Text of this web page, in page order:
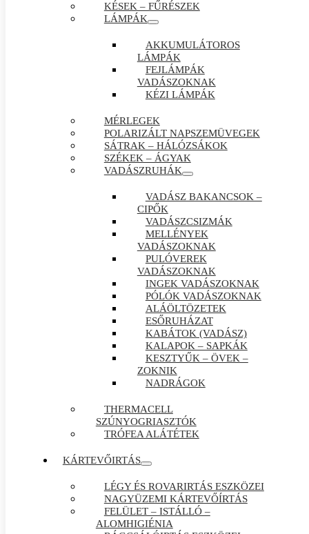
KÉSEK – FŰRÉSZEK
LÁMPÁK
AKKUMULÁTOROS
LÁMPÁK
FEJLÁMPÁK
VADÁSZOKNAK
KÉZI LÁMPÁK
MÉRLEGEK
POLARIZÁLT NAPSZEMÜVEGEK
SÁTRAK – HÁLÓZSÁKOK
SZÉKEK – ÁGYAK
VADÁSZRUHÁK
VADÁSZ BAKANCSOK –
CIPŐK
VADÁSZCSIZMÁK
MELLÉNYEK
VADÁSZOKNAK
PULÓVEREK
VADÁSZOKNAK
INGEK VADÁSZOKNAK
PÓLÓK VADÁSZOKNAK
ALÁÖLTÖZETEK
ESŐRUHÁZAT
KABÁTOK (VADÁSZ)
KALAPOK – SAPKÁK
KESZTYŰK – ÖVEK –
ZOKNIK
NADRÁGOK
THERMACELL
SZÚNYOGRIASZTÓK
TRÓFEA ALÁTÉTEK
KÁRTEVŐIRTÁS
LÉGY ÉS ROVARIRTÁS ESZKÖZEI
NAGYÜZEMI KÁRTEVŐÍRTÁS
FELÜLET – ISTÁLLÓ –
ALOMHIGIÉNIA